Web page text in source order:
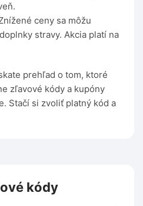
ceny sa môžu
stravy. Akcia platí na
prehľad o tom, ktoré
zľavové kódy a kupóny
Stačí si zvoliť platný kód a
kódy